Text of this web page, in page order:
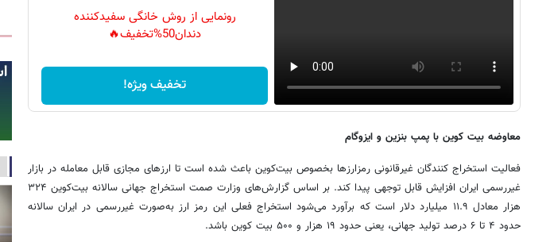
رونمایی از روش خانگی سفیدکننده
دندان50%تخفیف🔥
تخفیف ویژه!
معاوضه بیت کوین با پمپ بنزین و ایزوگام
فعالیت استخراج کنندگان غیرقانونی رمزارزها بخصوص بیت‌کوین باعث شده است تا ارزهای مجازی قابل معامله در بازار
غیررسمی ایران افزایش قابل توجهی پیدا کند. بر اساس گزارش‌های وزارت صمت استخراج جهانی سالانه بیت‌کوین ۳۲۴
هزار معادل ۱۱.۹ میلیارد دلار است که برآورد می‌شود استخراج فعلی این رمز ارز به‌صورت غیررسمی در ایران سالانه
حدود ۴ تا ۶ درصد تولید جهانی، یعنی حدود ۱۹ هزار و ۵۰۰ بیت کوین باشد.